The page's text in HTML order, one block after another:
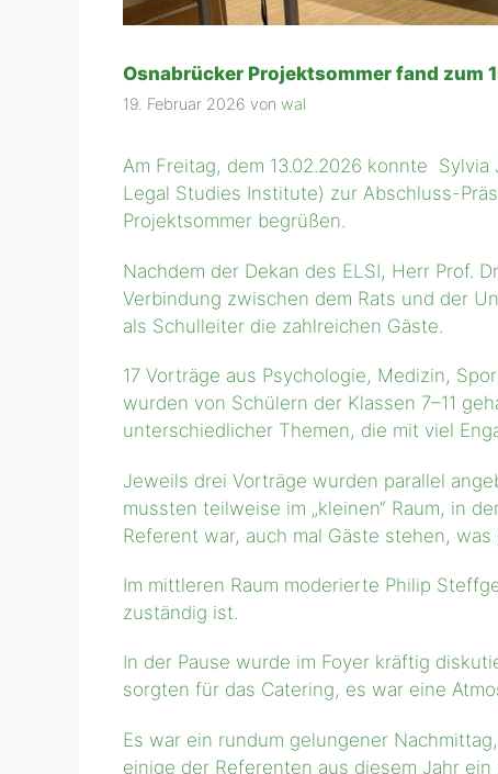
Osnabrücker Projektsommer fand zum
19. Februar 2026 von wal
Am Freitag, dem 13.02.2026 konnte
Legal Studies Institute) zur Abschluss-
Projektsommer begrüßen.
Nachdem der Dekan des ELSI, Herr Prof.
Verbindung zwischen dem Rats und der
als Schulleiter die zahlreichen Gäste.
17 Vorträge aus Psychologie, Medizin,
wurden von Schülern der Klassen 7–11
unterschiedlicher Themen, die mit viel
Jeweils drei Vorträge wurden parallel
mussten teilweise im „kleinen“ Raum, in
Referent war, auch mal Gäste stehen,
Im mittleren Raum moderierte Philip
zuständig ist.
In der Pause wurde im Foyer kräftig
sorgten für das Catering, es war eine
Es war ein rundum gelungener
einige der Referenten aus diesem Jahr